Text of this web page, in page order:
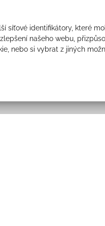
síťové identifikátory, které
našeho webu,
nebo si vybrat z jiných